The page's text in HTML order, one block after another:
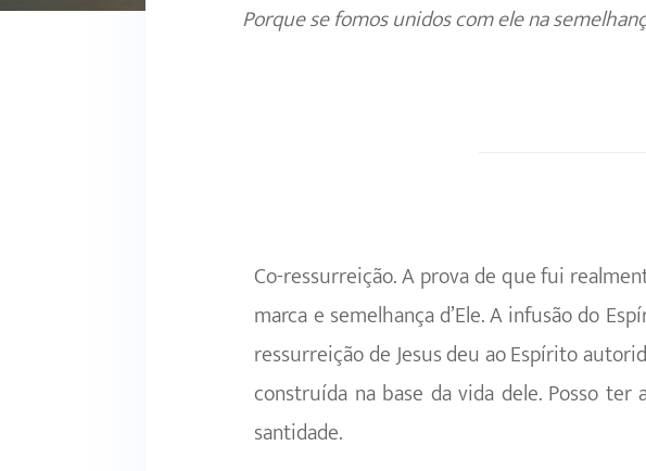
Porque se fomos unidos com ele na
Co-ressurreição. A prova de que fui
marca e semelhança d’Ele. A infusão do
ressurreição de Jesus deu ao Espírito
construída na base da vida dele. Posso
santidade.